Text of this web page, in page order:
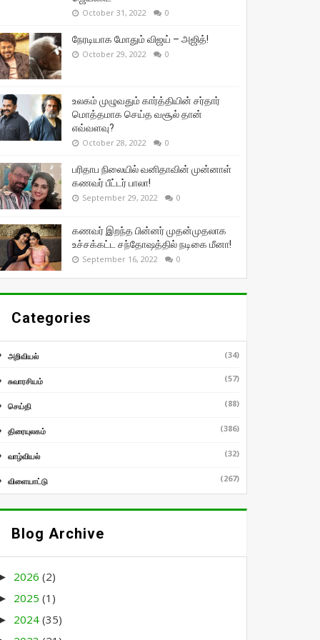
October 31, 2022 0
நேரடியாக மோதும் விஜய் – அஜித்!
October 29, 2022 0
உலகம் முழுவதும் கார்த்தியின் சர்தார்
மொத்தமாக செய்த வசூல் தான்
எவ்வளவு?
October 28, 2022 0
பரிதாப நிலையில் வனிதாவின் முன்னாள்
கணவர் பீட்டர் பாலா!
September 29, 2022 0
கணவர் இறந்த பின்னர் முதன்முதலாக
உச்சக்கட்ட சந்தோஷத்தில் நடிகை மீனா!
September 16, 2022 0
Categories
அறிவியல் (34)
சுவாரசியம் (57)
செய்தி (88)
திரையுலகம் (386)
வாழ்வியல் (32)
விளையாட்டு (267)
Blog Archive
► 2026(2)
► 2025(1)
► 2024(35)